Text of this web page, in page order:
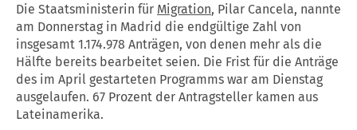
Die Staatsministerin für Migration, Pilar Cancela, nannte
am Donnerstag in Madrid die endgültige Zahl von
insgesamt 1.174.978 Anträgen, von denen mehr als die
Hälfte bereits bearbeitet seien. Die Frist für die Anträge
des im April gestarteten Programms war am Dienstag
ausgelaufen. 67 Prozent der Antragsteller kamen aus
Lateinamerika.